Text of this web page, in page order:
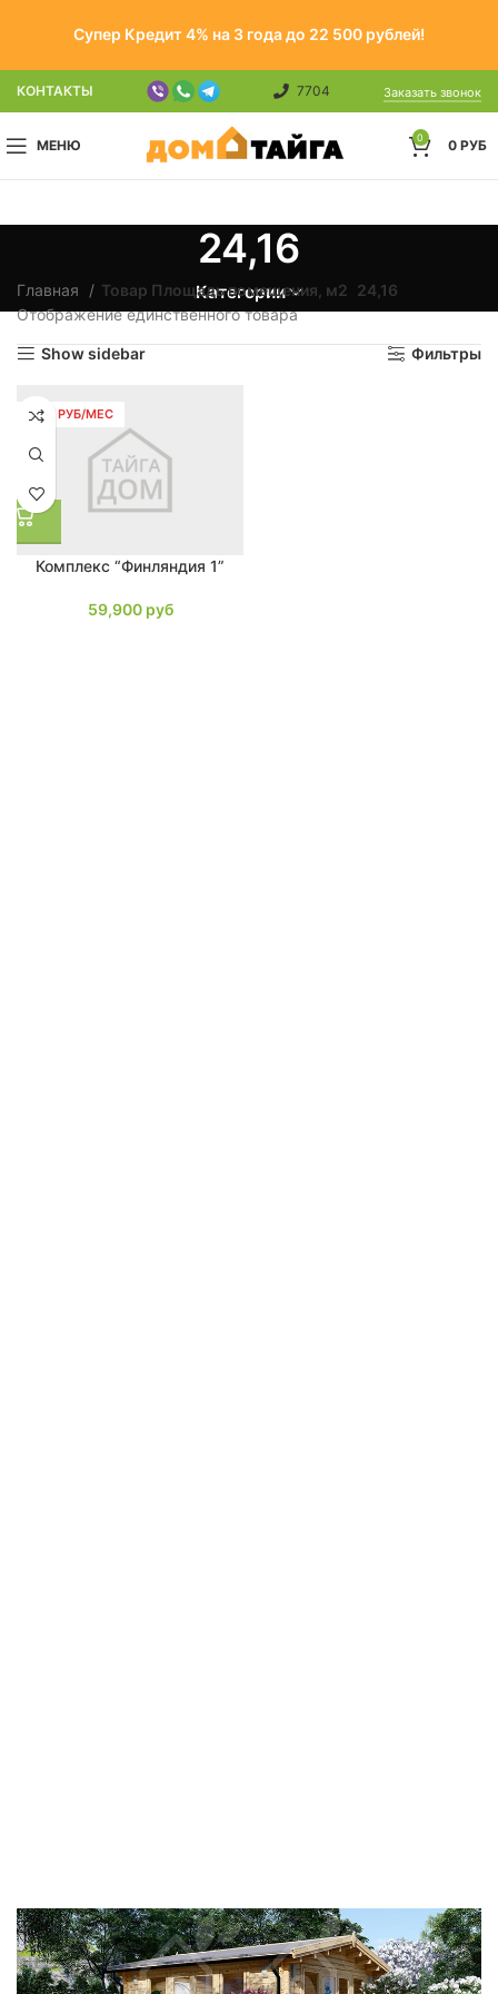
Супер Кредит 4% на 3 года до 22 500 рублей!
КОНТАКТЫ 7704 Заказать звонок
МЕНЮ 0 0 РУБ
24,16
Категории
Главная Товар Площадь помещения, м2 24,16
Отображение единственного товара
Show sidebar Фильтры
1138 РУБ/МЕС
Комплекс “Финляндия 1”
59,900 руб